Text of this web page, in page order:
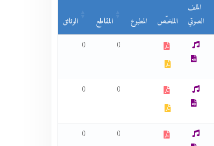
الملف
الصوتي
الملخـّص المطبوع المقاطع
الوثائق
0
0
0
0
0
0